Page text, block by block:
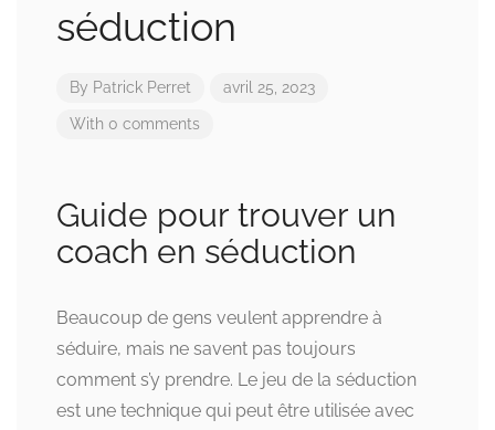
séduction
By Patrick Perret avril 25, 2023
With 0 comments
Guide pour trouver un
coach en séduction
Beaucoup de gens veulent apprendre à
séduire, mais ne savent pas toujours
comment s’y prendre. Le jeu de la séduction
est une technique qui peut être utilisée avec